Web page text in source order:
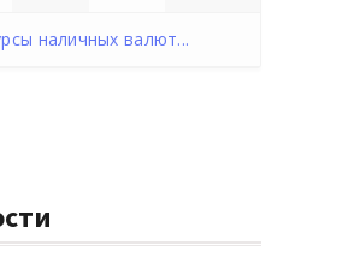
наличных валют...